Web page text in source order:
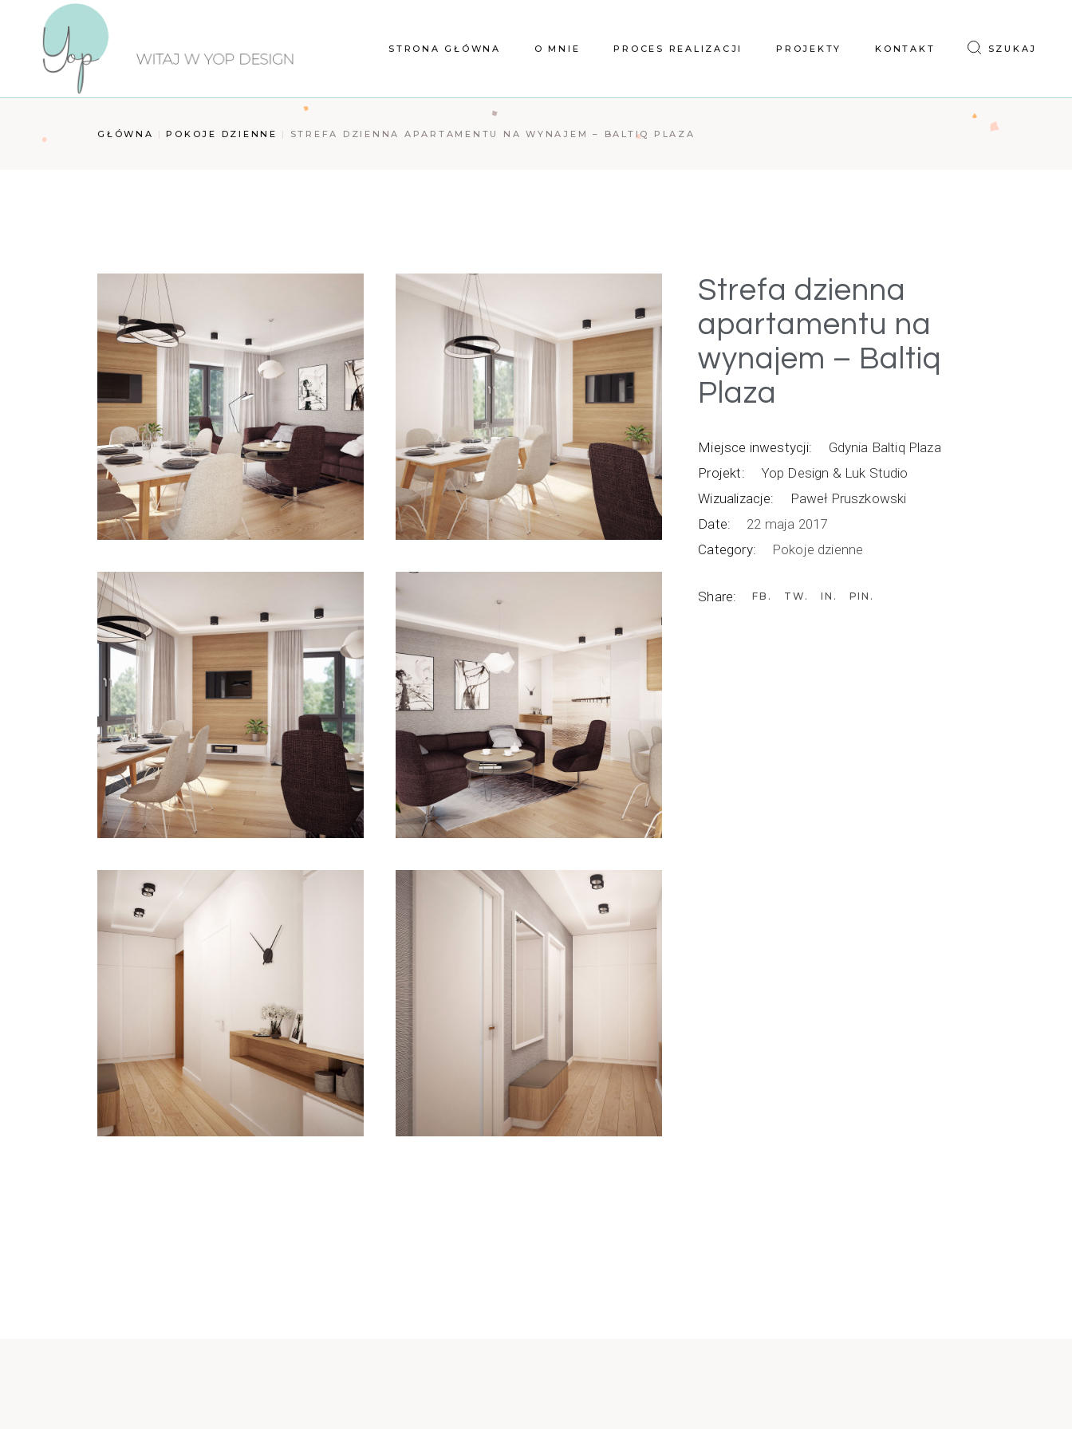
STRONA GŁÓWNA O MNIE PROCES REALIZACJI PROJEKTY KONTAKT SZUKAJ
GŁÓWNA POKOJE DZIENNE STREFA DZIENNA APARTAMENTU NA WYNAJEM – BALTIQ PLAZA
Strefa dzienna
apartamentu na
wynajem – Baltiq
Plaza
Miejsce inwestycji:
Gdynia Baltiq Plaza
Projekt:
Yop Design & Luk Studio
Wizualizacje:
Paweł Pruszkowski
Date:
22 maja 2017
Category:
Pokoje dzienne
Share: FB TW IN PIN